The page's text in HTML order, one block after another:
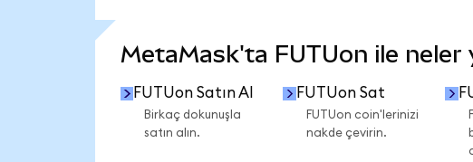
MetaMask'ta FUTUon ile neler
FUTUon Satın Al
Birkaç dokunuşla
satın alın.
FUTUon Sat
FUTUon coin'lerinizi
nakde çevirin.